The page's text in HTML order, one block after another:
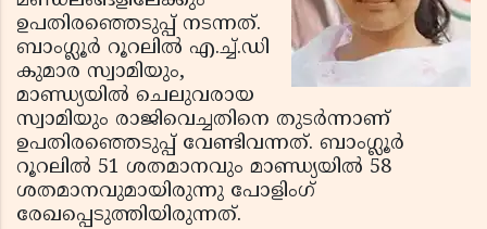
ഉപതിരഞ്ഞെടുപ്പ് നടന്നത്.
ബാംഗ്ലൂര്‍ റൂറലില്‍ എ.ച്ച്.ഡി
കുമാര സ്വാമിയും,
മാണ്ഡ്യയില്‍ ചെലുവരായ
സ്വാമിയും രാജിവെച്ചതിനെ തുടര്‍ന്നാണ്
ഉപതിരഞ്ഞെടുപ്പ് വേണ്ടിവന്നത്. ബാംഗ്ലൂര്‍
റൂറലില്‍ 51 ശതമാനവും മാണ്ഡ്യയില്‍ 58
ശതമാനവുമായിരുന്നു പോളിംഗ്
രേഖപ്പെടുത്തിയിരുന്നത്.